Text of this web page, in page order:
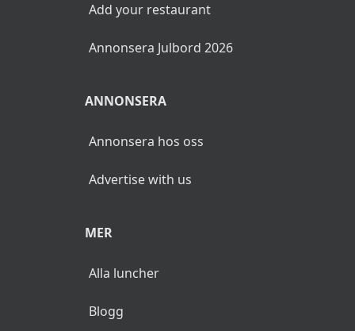
Add your restaurant
Annonsera Julbord 2026
ANNONSERA
Annonsera hos oss
Advertise with us
MER
Alla luncher
Blogg